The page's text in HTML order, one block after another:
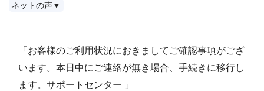
ネットの声▼
「お客様のご利用状況におきましてご確認事項がござ
います。本日中にご連絡が無き場合、手続きに移行し
ます。サポートセンター 」